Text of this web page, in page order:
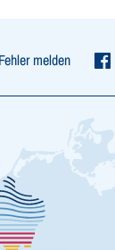
Fehler melden